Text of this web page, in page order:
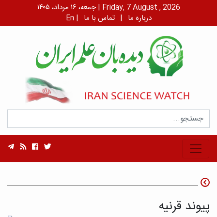
جمعه، ۱۶ مرداد، ۱۴۰۵ | Friday, 7 August , 2026
En | درباره ما | تماس با ما
پیوند قرنیه